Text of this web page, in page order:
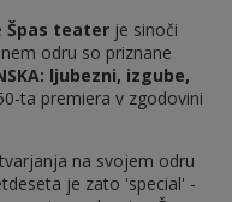
Špas teater je sinoči
odru so priznane
ljubezni, izgube,
ta premiera v zgodovini
na svojem odru
je zato 'special' -